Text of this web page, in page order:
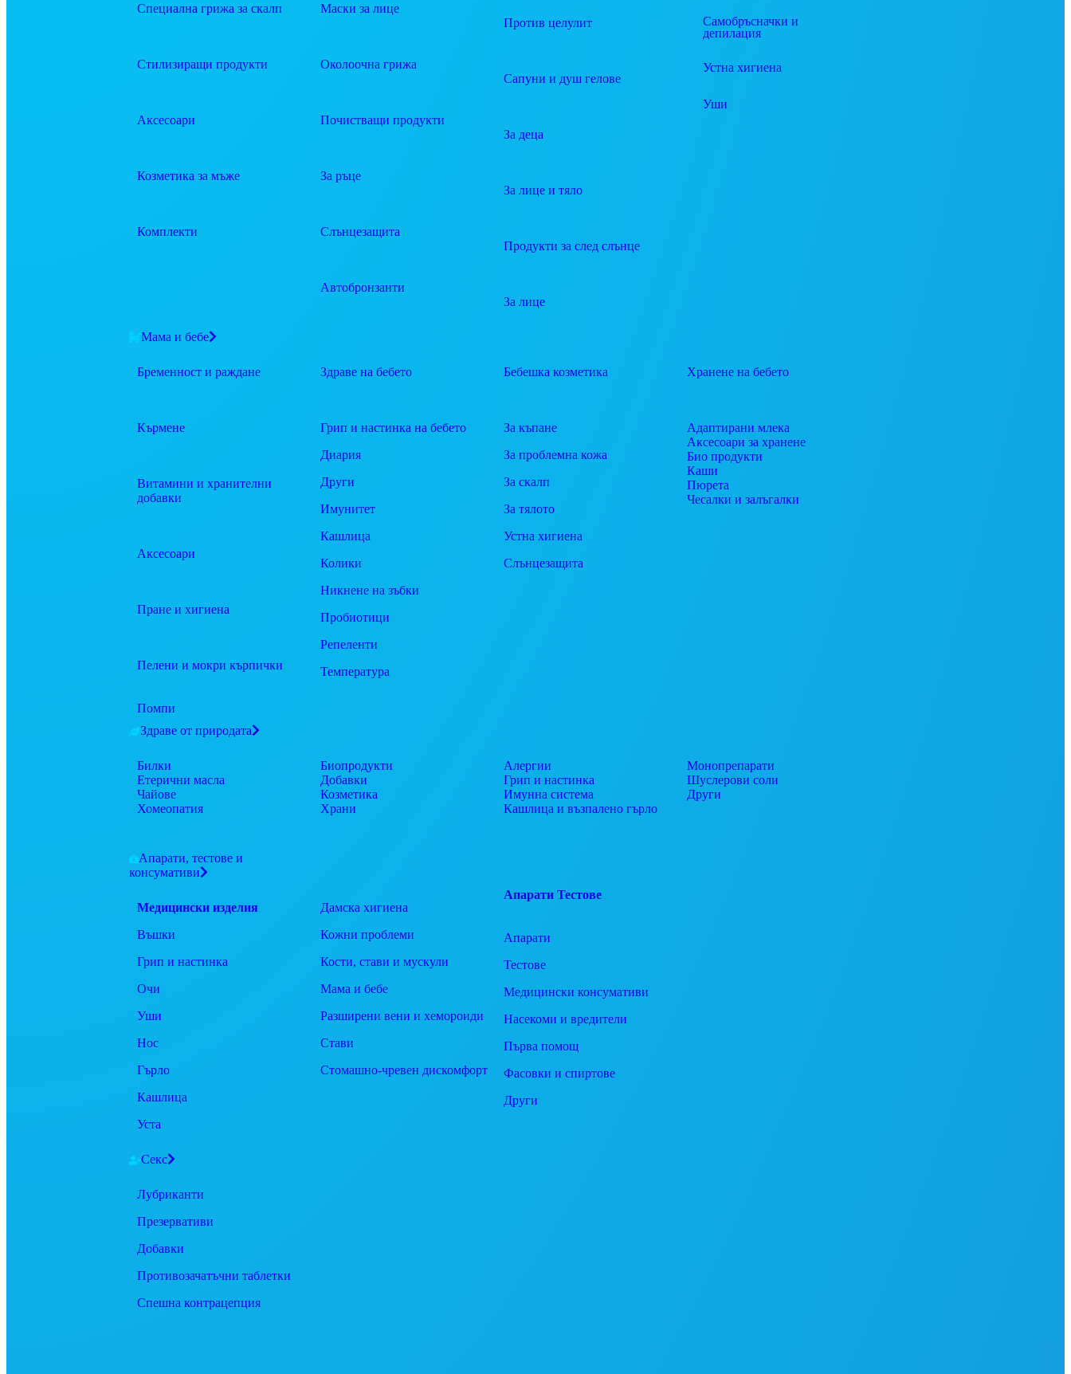
Специална грижа за скалп
Стилизиращи продукти
Аксесоари
Козметика за мъже
Комплекти
Маски за лице
Околоочна грижа
Почистващи продукти
За ръце
Слънцезащита
Автобронзанти
Против целулит
Сапуни и душ гелове
За деца
За лице и тяло
Продукти за след слънце
За лице
Самобръсначки и
депилация
Устна хигиена
Уши
Мама и бебе
Бременност и раждане
Кърмене
Витамини и хранителни
добавки
Аксесоари
Пране и хигиена
Пелени и мокри кърпички
Помпи
Здраве на бебето
Грип и настинка на бебето
Диария
Други
Имунитет
Кашлица
Колики
Никнене на зъбки
Пробиотици
Репеленти
Температура
Бебешка козметика
За къпане
За проблемна кожа
За скалп
За тялото
Устна хигиена
Слънцезащита
Хранене на бебето
Адаптирани млека
Аксесоари за хранене
Био продукти
Каши
Пюрета
Чесалки и залъгалки
Здраве от природата
Билки
Етерични масла
Чайове
Хомеопатия
Биопродукти
Добавки
Козметика
Храни
Алергии
Грип и настинка
Имунна система
Кашлица и възпалено гърло
Монопрепарати
Шуслерови соли
Други
Апарати, тестове и
консумативи
Медицински изделия
Въшки
Грип и настинка
Очи
Уши
Нос
Гърло
Кашлица
Уста
Дамска хигиена
Кожни проблеми
Кости, стави и мускули
Мама и бебе
Разширени вени и хемороиди
Стави
Стомашно-чревен дискомфорт
Апарати Тестове
Апарати
Тестове
Медицински консумативи
Насекоми и вредители
Първа помощ
Фасовки и спиртове
Други
Секс
Лубриканти
Презервативи
Добавки
Противозачатъчни таблетки
Спешна контрацепция